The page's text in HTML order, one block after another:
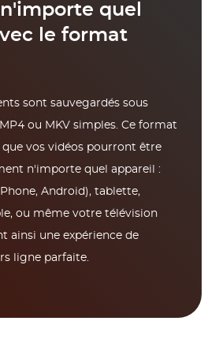
quel
le format
sont sauvegardés sous
ou MKV simples. Ce format
vos vidéos pourront être
n'importe quel appareil :
Android), tablette,
ou même votre télévision
ainsi une expérience de
ligne parfaite.